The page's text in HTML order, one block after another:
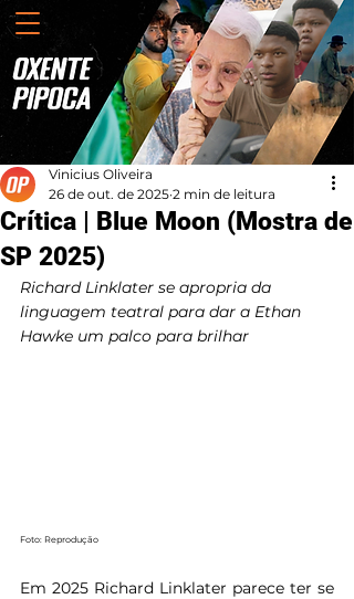
Crítica | Blue Moon (Mostra de
SP 2025)
Vinicius Oliveira
26 de out. de 2025 2 min de leitura
Richard Linklater se apropria da
linguagem teatral para dar a Ethan
Hawke um palco para brilhar
Foto: Reprodução
Em 2025 Richard Linklater parece ter se